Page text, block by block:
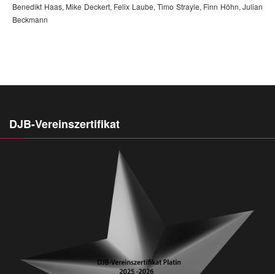
Benedikt Haas, Mike Deckert, Felix Laube, Timo Strayle, Finn Höhn, Julian
Beckmann
DJB-Vereinszertifikat